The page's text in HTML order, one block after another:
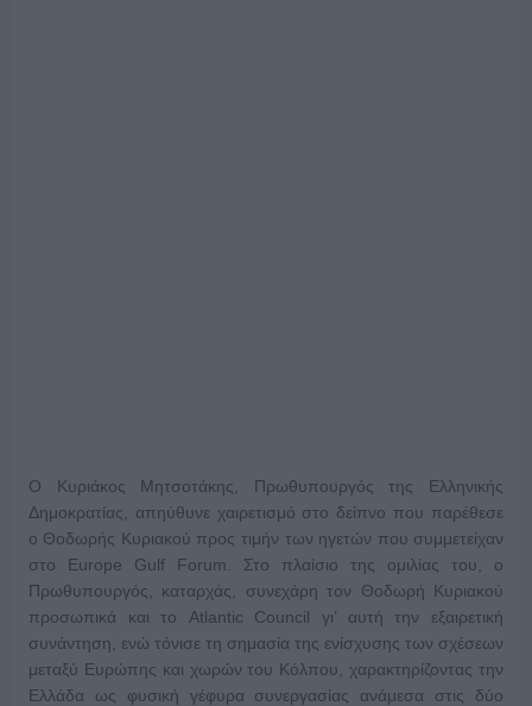
Ο Κυριάκος Μητσοτάκης, Πρωθυπουργός της Ελληνικής
Δημοκρατίας, απηύθυνε χαιρετισμό στο δείπνο που παρέθεσε
ο Θοδωρής Κυριακού προς τιμήν των ηγετών που συμμετείχαν
στο Europe Gulf Forum. Στο πλαίσιο της ομιλίας του, ο
Πρωθυπουργός, καταρχάς, συνεχάρη τον Θοδωρή Κυριακού
προσωπικά και το Atlantic Council γι’ αυτή την εξαιρετική
συνάντηση, ενώ τόνισε τη σημασία της ενίσχυσης των σχέσεων
μεταξύ Ευρώπης και χωρών του Κόλπου, χαρακτηρίζοντας την
Ελλάδα ως φυσική γέφυρα συνεργασίας ανάμεσα στις δύο